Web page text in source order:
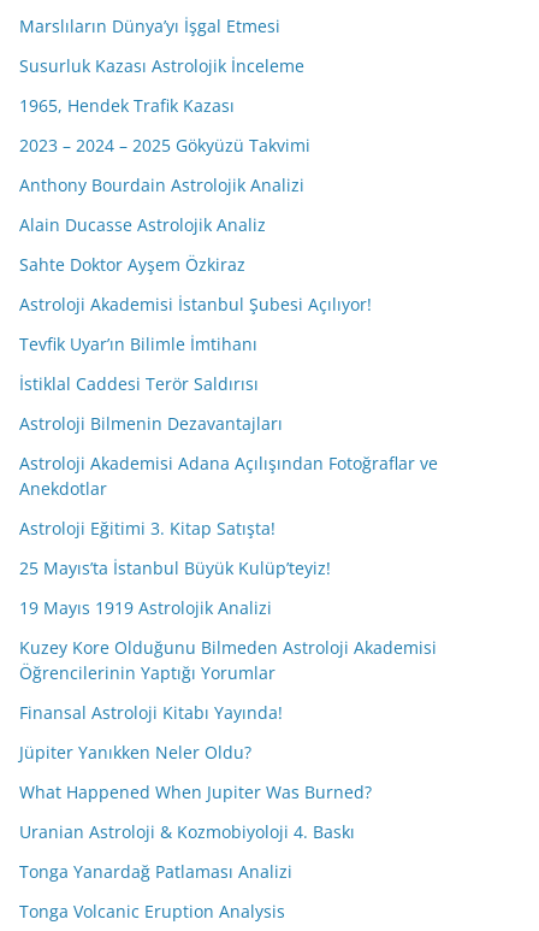
Marslıların Dünya’yı İşgal Etmesi
Susurluk Kazası Astrolojik İnceleme
1965, Hendek Trafik Kazası
2023 – 2024 – 2025 Gökyüzü Takvimi
Anthony Bourdain Astrolojik Analizi
Alain Ducasse Astrolojik Analiz
Sahte Doktor Ayşem Özkiraz
Astroloji Akademisi İstanbul Şubesi Açılıyor!
Tevfik Uyar’ın Bilimle İmtihanı
İstiklal Caddesi Terör Saldırısı
Astroloji Bilmenin Dezavantajları
Astroloji Akademisi Adana Açılışından Fotoğraflar ve
Anekdotlar
Astroloji Eğitimi 3. Kitap Satışta!
25 Mayıs’ta İstanbul Büyük Kulüp’teyiz!
19 Mayıs 1919 Astrolojik Analizi
Kuzey Kore Olduğunu Bilmeden Astroloji Akademisi
Öğrencilerinin Yaptığı Yorumlar
Finansal Astroloji Kitabı Yayında!
Jüpiter Yanıkken Neler Oldu?
What Happened When Jupiter Was Burned?
Uranian Astroloji & Kozmobiyoloji 4. Baskı
Tonga Yanardağ Patlaması Analizi
Tonga Volcanic Eruption Analysis